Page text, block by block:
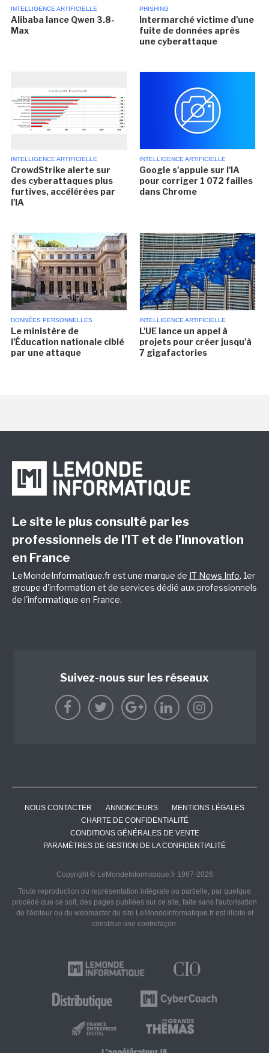
INTELLIGENCE ARTIFICIELLE
Alibaba lance Qwen 3.8-
Max
PHISHING
Intermarché victime d'une
fuite de données après
une cyberattaque
INTELLIGENCE ARTIFICIELLE
CrowdStrike alerte sur
des cyberattaques plus
furtives, accélérées par
l'IA
INTELLIGENCE ARTIFICIELLE
Google s'appuie sur l'IA
pour corriger 1 072 failles
dans Chrome
DONNÉES PERSONNELLES
Le ministère de
l'Éducation nationale ciblé
par une attaque
INTELLIGENCE ARTIFICIELLE
L'UE lance un appel à
projets pour créer jusqu'à
7 gigafactories
Le site le plus consulté par les
professionnels de l’IT et de l’innovation
en France
LeMondeInformatique.fr est une marque de IT News Info, 1er
groupe d'information et de services dédié aux professionnels
de l'informatique en France.
Suivez-nous sur les réseaux
NOUS CONTACTER ANNONCEURS
MENTIONS LÉGALES
CHARTE DE CONFIDENTIALITÉ
CONDITIONS GÉNÉRALES DE VENTE
PARAMÈTRES DE GESTION DE LA CONFIDENTIALITÉ
Copyright © LeMondeInformatique.fr 1997-2026
Toute reproduction ou représentation intégrale ou partielle, par quelque
procédé que ce soit, des pages publiées sur ce site, faite sans l'autorisation
de l'éditeur ou du webmaster du site LeMondeInformatique.fr est illicite et
constitue une contrefaçon.